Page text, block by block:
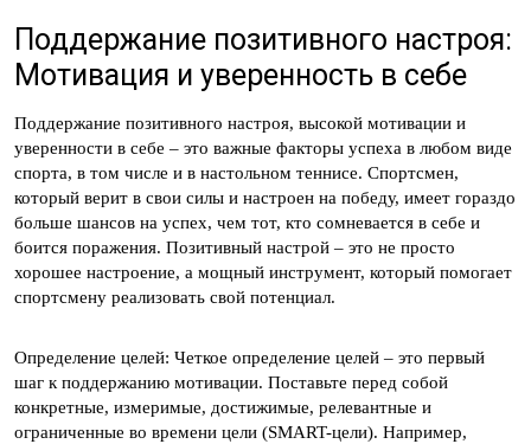
Поддержание позитивного настроя:
Мотивация и уверенность в себе
Поддержание позитивного настроя, высокой мотивации и
уверенности в себе – это важные факторы успеха в любом виде
спорта, в том числе и в настольном теннисе. Спортсмен,
который верит в свои силы и настроен на победу, имеет гораздо
больше шансов на успех, чем тот, кто сомневается в себе и
боится поражения. Позитивный настрой – это не просто
хорошее настроение, а мощный инструмент, который помогает
спортсмену реализовать свой потенциал.
Определение целей: Четкое определение целей – это первый
шаг к поддержанию мотивации. Поставьте перед собой
конкретные, измеримые, достижимые, релевантные и
ограниченные во времени цели (SMART-цели). Например,